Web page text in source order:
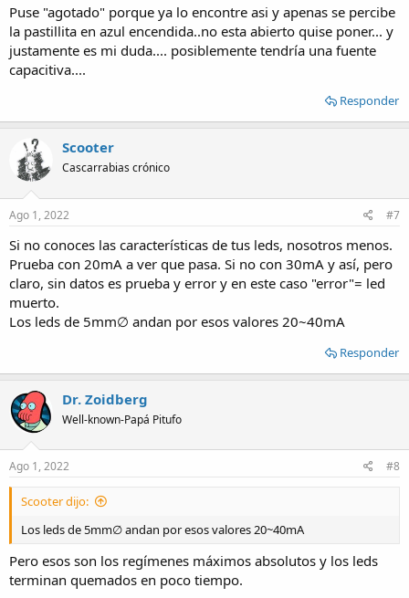
Puse "agotado" porque ya lo encontre asi y apenas se percibe
la pastillita en azul encendida..no esta abierto quise poner... y
justamente es mi duda.... posiblemente tendría una fuente
capacitiva....
Responder
Scooter
Cascarrabias crónico
Ago 1, 2022 #7
Si no conoces las características de tus leds, nosotros menos.
Prueba con 20mA a ver que pasa. Si no con 30mA y así, pero
claro, sin datos es prueba y error y en este caso "error"= led
muerto.
Los leds de 5mm∅ andan por esos valores 20~40mA
Responder
Dr. Zoidberg
Well-known-Papá Pitufo
Ago 1, 2022 #8
Scooter dijo:
Los leds de 5mm∅ andan por esos valores 20~40mA
Pero esos son los regímenes máximos absolutos y los leds
terminan quemados en poco tiempo.